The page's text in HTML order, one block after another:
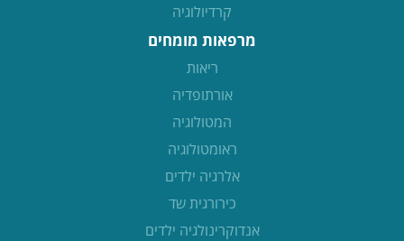
קרדיולוגיה
מרפאות מומחים
ריאות
אורתופדיה
המטולוגיה
ראומטולוגיה
אלרגיה ילדים
כירורגית שד
אנדוקרינולגיה ילדים